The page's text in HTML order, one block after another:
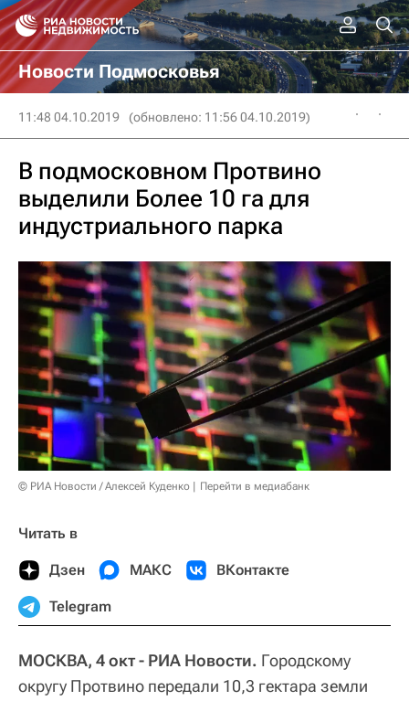
Новости Подмосковья
11:48 04.10.2019 (обновлено: 11:56 04.10.2019)
В подмосковном Протвино
выделили Более 10 га для
индустриального парка
© РИА Новости / Алексей Куденко Перейти в медиабанк
Читать в
Дзен МАКС ВКонтакте
Telegram
МОСКВА, 4 окт - РИА Новости. Городскому
округу Протвино передали 10,3 гектара земли